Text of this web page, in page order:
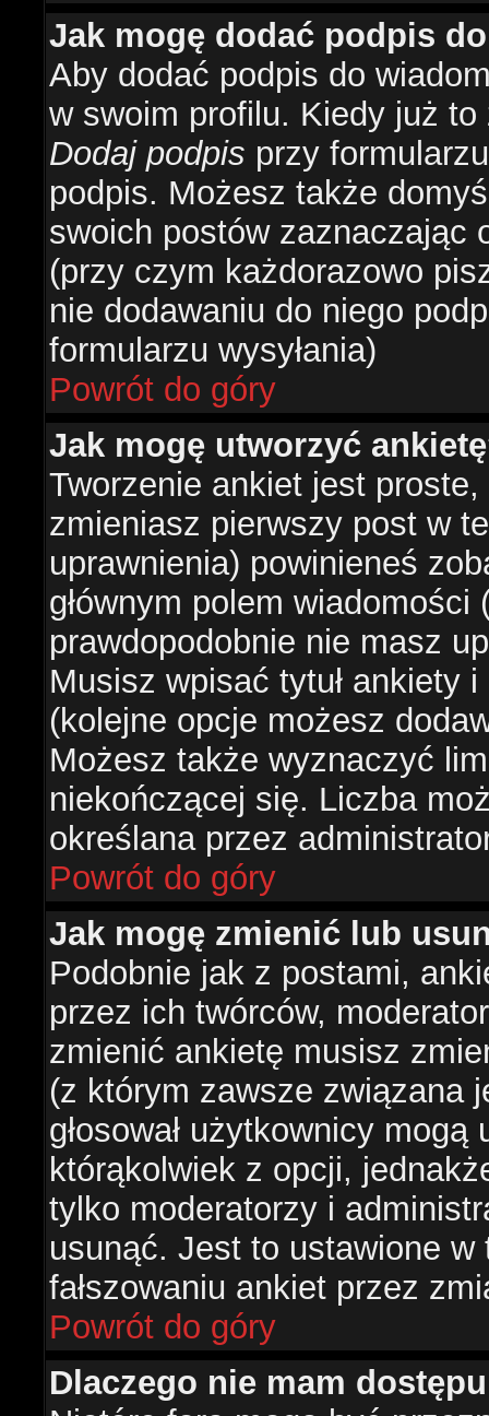
Jak mogę dodać podpis
Aby dodać podpis do
w swoim profilu. Kiedy już
Dodaj podpis przy
podpis. Możesz także
swoich postów zaznaczając
(przy czym każdorazowo
nie dodawaniu do niego
formularzu wysyłania)
Powrót do góry
Jak mogę utworzyć
Tworzenie ankiet jest
zmieniasz pierwszy post w
uprawnienia) powinieneś
głównym polem
prawdopodobnie nie masz
Musisz wpisać tytuł ankiety
(kolejne opcje możesz
Możesz także wyznaczyć
niekończącej się. Liczba
określana przez
Powrót do góry
Jak mogę zmienić lub
Podobnie jak z postami,
przez ich twórców,
zmienić ankietę musisz
(z którym zawsze związana
głosował użytkownicy
którąkolwiek z opcji,
tylko moderatorzy i
usunąć. Jest to ustawione
fałszowaniu ankiet przez
Powrót do góry
Dlaczego nie mam